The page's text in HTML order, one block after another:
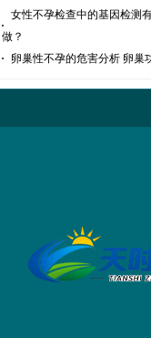
女性不孕检查中的基因检测
做？
卵巢性不孕的危害分析 卵巢